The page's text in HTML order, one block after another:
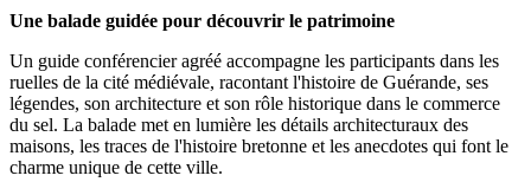
Une balade guidée pour découvrir le patrimoine
Un guide conférencier agréé accompagne les participants dans les
ruelles de la cité médiévale, racontant l'histoire de Guérande, ses
légendes, son architecture et son rôle historique dans le commerce
du sel. La balade met en lumière les détails architecturaux des
maisons, les traces de l'histoire bretonne et les anecdotes qui font le
charme unique de cette ville.